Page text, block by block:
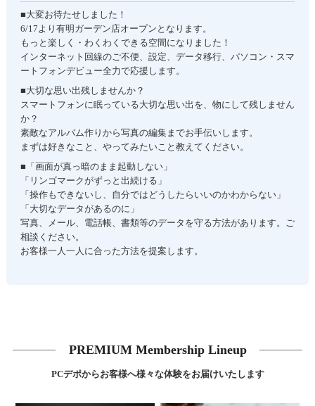
■大変お待たせしました！
6/17より有明ガーデン店オープンとなります。
もっと楽しく・わくわくできる空間になりました！
インターネット回線のご不便、設定、データ移行、パソコン・スマ
ートフォンデビュー全力で応援します。
■大切な思い出残しませんか？
スマートフォンに眠っている大切な思い出を、物にして残しません
か？
素敵なアルバム作りから写真の編集までお手伝いします。
まずは好きなこと、やってみたいこと教えてください。
■「画面が真っ暗のまま起動しない」
「リンゴマークがずっと出続ける」
「操作もできないし、自分ではどうしたらいいのかわからない」
「大切なデータがあるのに」
写真、メール、電話帳、書類等のデータを守る方法があります。ご
相談ください。
お客様一人一人に合った方法を提案します。
PREMIUM Membership Lineup
PCデポからお客様へ様々な体験をお届けいたします